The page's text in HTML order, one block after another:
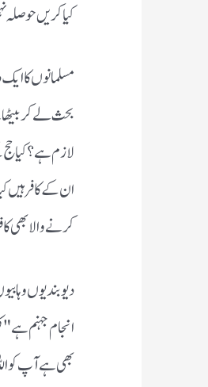
کیا کریں حوصلہ
مسلمانوں کا
بحث لے کر بیٹھا
لازم ہے؟ کیا حج
ان کے کافر
کرنے والا بھی
دیوبندیوں
انجام جہنم ہے
بھی ہے آپ کو